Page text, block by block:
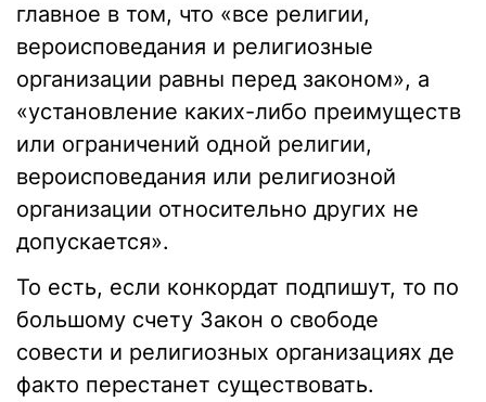
главное в том, что «все религии,
вероисповедания и религиозные
организации равны перед законом», а
«установление каких-либо преимуществ
или ограничений одной религии,
вероисповедания или религиозной
организации относительно других не
допускается».
То есть, если конкордат подпишут, то по
большому счету Закон о свободе
совести и религиозных организациях де
факто перестанет существовать.